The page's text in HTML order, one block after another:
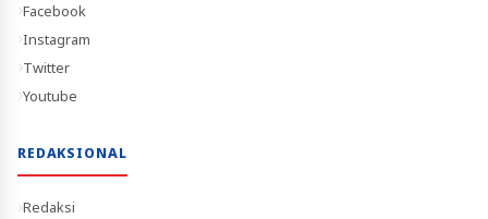
Facebook
Instagram
Twitter
Youtube
REDAKSIONAL
Redaksi